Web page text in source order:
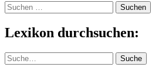
Suchen
nach:
Lexikon durchsuchen:
Suche Suche